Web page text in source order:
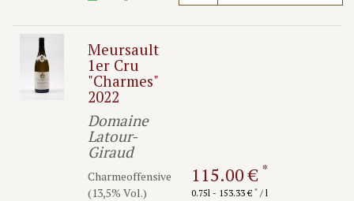
Meursault
1er Cru
"Charmes"
2022
Domaine
Latour-
Giraud
Charmeoffensive
(13,5% Vol.)
115.00 € *
0.75l - 153.33 € */ l